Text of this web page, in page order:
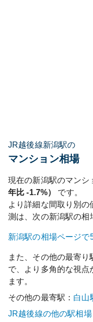
JR越後線新潟駅の
マンション相場
現在の新潟駅のマンシ
年比-1.7%）
です。
より詳細な間取り別
測は、次の新潟駅の相
新潟駅の相場ページで
また、その他の最寄
で、より多角的な視点
ます。
その他の最寄駅： 白山
JR越後線の他の駅相